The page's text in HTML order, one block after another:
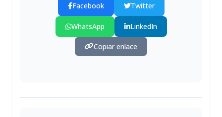
Facebook Twitter
WhatsApp LinkedIn
Copiar enlace